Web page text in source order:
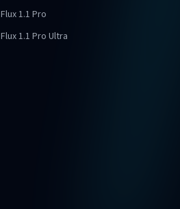
Flux 1.1 Pro
Flux 1.1 Pro Ultra